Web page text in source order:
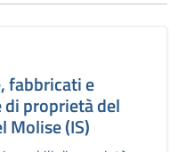
fabbricati e
proprietà del
Molise (IS)